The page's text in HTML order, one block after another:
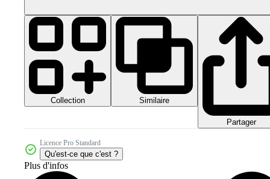
Collection Similaire
Partager
Licence Pro Standard
Qu'est-ce que c'est ?
Plus d'infos